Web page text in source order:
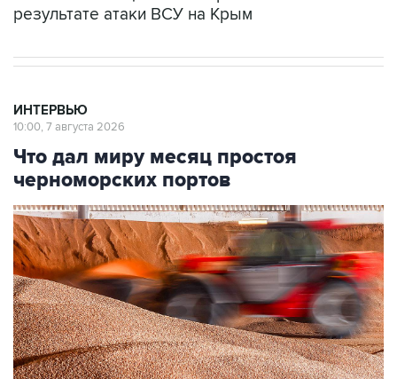
Что дал миру месяц простоя
черноморских портов